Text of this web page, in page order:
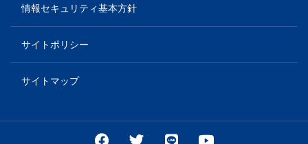
情報セキュリティ基本方針
サイトポリシー
サイトマップ